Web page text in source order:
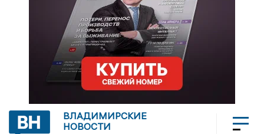
ВЛАДИМИРСКИЕ
НОВОСТИ